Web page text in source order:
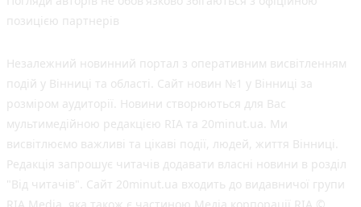
позицією партнерів
Незалежний новинний портал з оперативним висвітленням
подій у Вінниці та області. Сайт новин №1 у Вінниці за
розміром аудиторії. Новини створюються для Вас
мультимедійною редакцією RIA та 20minut.ua. Ми
висвітлюємо важливі та цікаві події, людей, життя Вінниці.
Редакція запрошує читачів додавати власні новини в розділ
"Від читачів". Сайт 20minut.ua входить до видавничої групи